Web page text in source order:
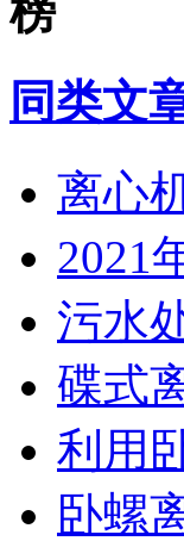
同类文
离心
2021
污水
碟式
利用
卧螺